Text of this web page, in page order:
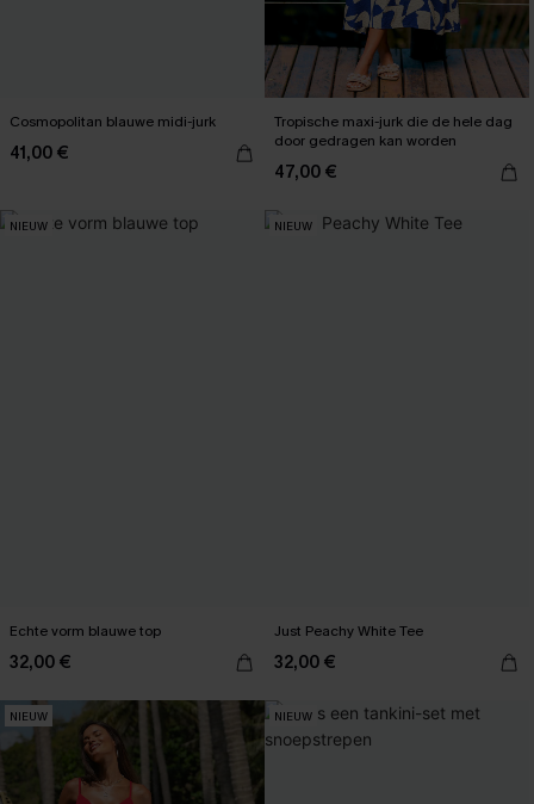
Cosmopolitan blauwe midi-jurk
41,00 €
Tropische maxi-jurk die de hele dag
door gedragen kan worden
47,00 €
NIEUW
Echte vorm blauwe top
32,00 €
NIEUW
Just Peachy White Tee
32,00 €
NIEUW NIEUW